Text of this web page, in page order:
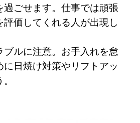
過ごせます。仕事では頑張
評価してくれる人が出現し
ブルに注意。お手入れを怠
に日焼け対策やリフトアッ